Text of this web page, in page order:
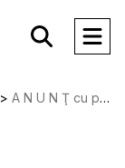
A N U N Ţ сu privire la organizarea și desfăşurarea concursului privind ocuparea funcţiei publice de execuție vacante – arhitect șef/arhitectă șefă în cadrul aparatului Primăriei municipiului Cahul